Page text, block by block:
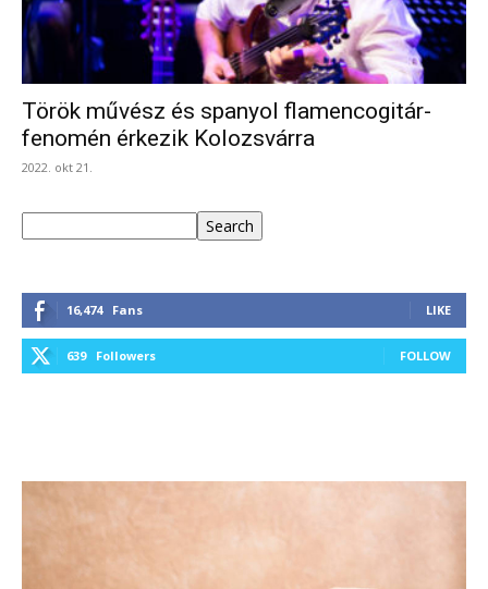
Török művész és spanyol flamencogitár-
fenomén érkezik Kolozsvárra
2022. okt 21.
Search
16,474 Fans LIKE
639 Followers FOLLOW